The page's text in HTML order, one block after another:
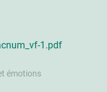
1.pdf
émotions